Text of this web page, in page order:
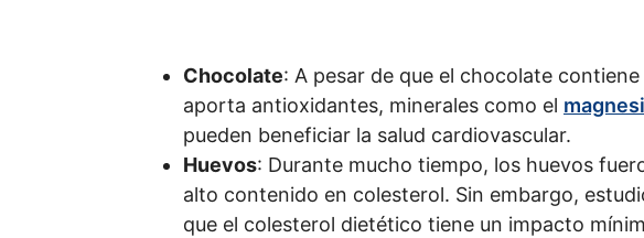
Chocolate: A pesar de que el chocolate
aporta antioxidantes, minerales como el
pueden beneficiar la salud cardiovascular.
Huevos: Durante mucho tiempo, los huevos
alto contenido en colesterol. Sin embargo,
que el colesterol dietético tiene un impacto